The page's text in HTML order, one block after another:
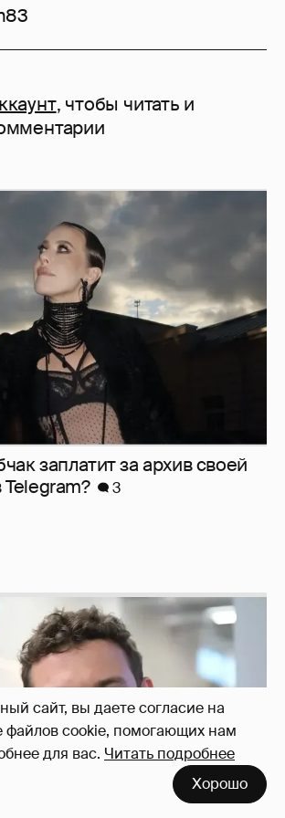
сайт, вы даете согласие на
файлов cookie, помогающих нам
для вас. Читать подробнее
Хорошо
заплатит за архив своей
Telegram?
высказался насчёт